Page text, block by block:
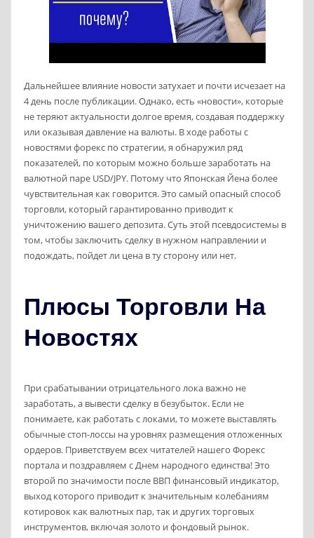
Дальнейшее влияние новости затухает и почти исчезает на
4 день после публикации. Однако, есть «новости», которые
не теряют актуальности долгое время, создавая поддержку
или оказывая давление на валюты. В ходе работы с
новостями форекс по стратегии, я обнаружил ряд
показателей, по которым можно больше заработать на
валютной паре USD/JPY. Потому что Японская Йена более
чувствительная как говорится. Это самый опасный способ
торговли, который гарантированно приводит к
уничтожению вашего депозита. Суть этой псевдосистемы в
том, чтобы заключить сделку в нужном направлении и
подождать, пойдет ли цена в ту сторону или нет.
Плюсы Торговли На
Новостях
При срабатывании отрицательного лока важно не
заработать, а вывести сделку в безубыток. Если не
понимаете, как работать с локами, то можете выставлять
обычные стоп-лоссы на уровнях размещения отложенных
ордеров. Приветствуем всех читателей нашего Форекс
портала и поздравляем с Днем народного единства! Это
второй по значимости после ВВП финансовый индикатор,
выход которого приводит к значительным колебаниям
котировок как валютных пар, так и других торговых
инструментов, включая золото и фондовый рынок.